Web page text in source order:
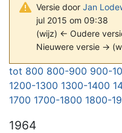
Versie door Jan
jul 2015 om 09:38
(wijz) ← Oudere
Nieuwere versie →
Ga naar: navigatie ,
tot 800 800-900 900-
1200-1300 1300-1400
1700 1700-1800 1800-
1964